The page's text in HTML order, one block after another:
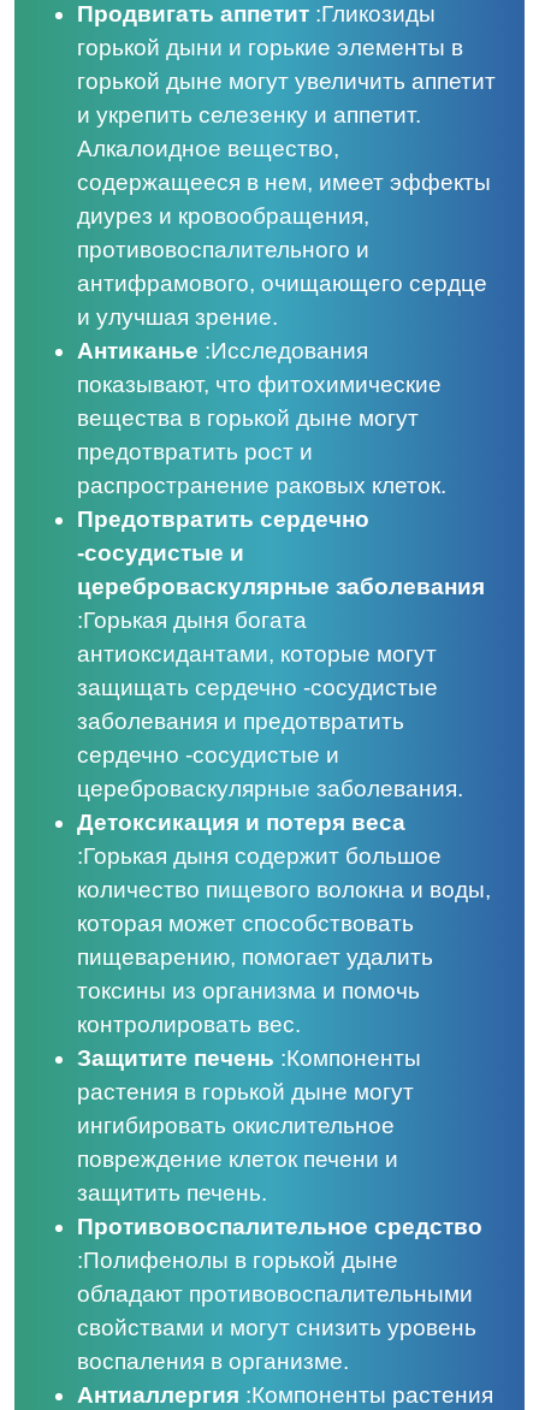
Продвигать аппетит :Гликозиды
горькой дыни и горькие элементы в
горькой дыне могут увеличить аппетит
и укрепить селезенку и аппетит.
Алкалоидное вещество,
содержащееся в нем, имеет эффекты
диурез и кровообращения,
противовоспалительного и
антифрамового, очищающего сердце
и улучшая зрение.
Антиканье :Исследования
показывают, что фитохимические
вещества в горькой дыне могут
предотвратить рост и
распространение раковых клеток.
Предотвратить сердечно
-сосудистые и
цереброваскулярные заболевания
:Горькая дыня богата
антиоксидантами, которые могут
защищать сердечно -сосудистые
заболевания и предотвратить
сердечно -сосудистые и
цереброваскулярные заболевания.
Детоксикация и потеря веса
:Горькая дыня содержит большое
количество пищевого волокна и воды,
которая может способствовать
пищеварению, помогает удалить
токсины из организма и помочь
контролировать вес.
Защитите печень :Компоненты
растения в горькой дыне могут
ингибировать окислительное
повреждение клеток печени и
защитить печень.
Противовоспалительное средство
:Полифенолы в горькой дыне
обладают противовоспалительными
свойствами и могут снизить уровень
воспаления в организме.
Антиаллергия :Компоненты растения